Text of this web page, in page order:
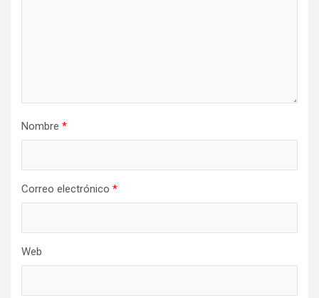
Nombre *
Correo electrónico *
Web